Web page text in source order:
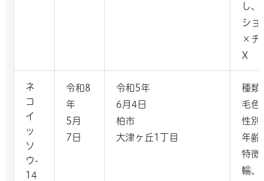
し、
ショ
×チ
X
ネ
コ
イ
ッ
ソ
ウ-
14
令和8
年
5月
7日
令和5年
6月4日
柏市
大津ヶ丘1丁目
種類
毛色
性別
年齢
特徴
輪、